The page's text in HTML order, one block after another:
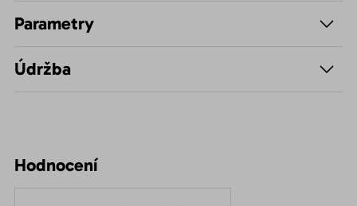
Parametry
Údržba
Hodnocení